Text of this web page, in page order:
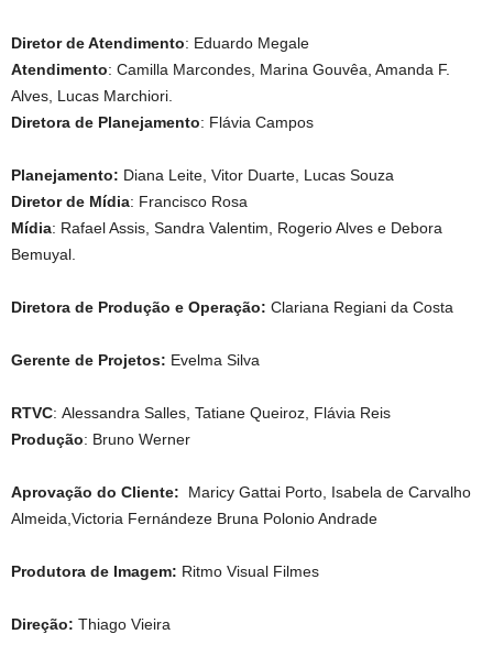
Diretor de Atendimento: Eduardo Megale
Atendimento: Camilla Marcondes, Marina Gouvêa, Amanda F.
Alves, Lucas Marchiori.
Diretora de Planejamento: Flávia Campos
Planejamento: Diana Leite, Vitor Duarte, Lucas Souza
Diretor de Mídia: Francisco Rosa
Mídia: Rafael Assis, Sandra Valentim, Rogerio Alves e Debora
Bemuyal.
Diretora de Produção e Operação: Clariana Regiani da Costa
Gerente de Projetos: Evelma Silva
RTVC: Alessandra Salles, Tatiane Queiroz, Flávia Reis
Produção: Bruno Werner
Aprovação do Cliente: Maricy Gattai Porto, Isabela de Carvalho
Almeida,Victoria Fernándeze Bruna Polonio Andrade
Produtora de Imagem: Ritmo Visual Filmes
Direção: Thiago Vieira